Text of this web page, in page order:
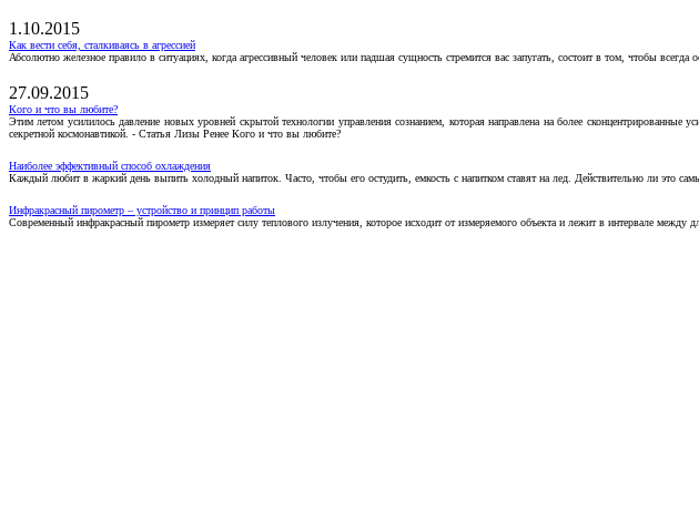
1.10.2015
Как вести себя, сталкиваясь в агрессией
Абсолютно железное правило в ситуациях, когда агрессивный человек или падшая сущность стремится вас запугать, состоит в том, чтобы
27.09.2015
Кого и что вы любите?
Этим летом усилилось давление новых уровней скрытой технологии управления сознанием, которая направлена на более
секретной космонавтикой. - Статья Лизы Ренее Кого и что вы любите?
Наиболее эффективный способ охлаждения
Каждый любит в жаркий день выпить холодный напиток. Часто, чтобы его остудить, емкость с напитком ставят на лед. Действительно ли это
Инфракрасный пирометр – устройство и принцип работы
Современный инфракрасный пирометр измеряет силу теплового излучения, которое исходит от измеряемого объекта и лежит в интервале между